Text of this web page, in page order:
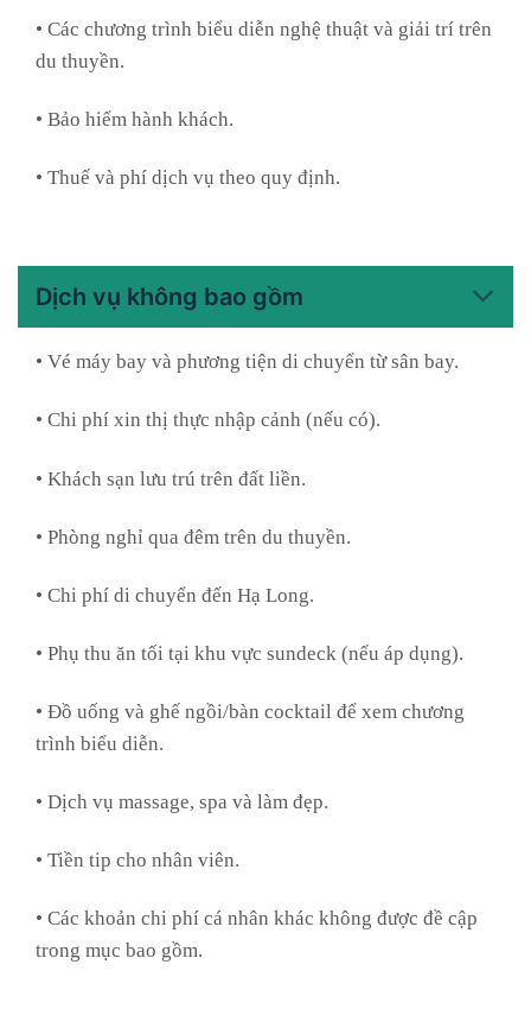
• Các chương trình biểu diễn nghệ thuật và giải trí trên
du thuyền.
• Bảo hiểm hành khách.
• Thuế và phí dịch vụ theo quy định.
Dịch vụ không bao gồm
• Vé máy bay và phương tiện di chuyển từ sân bay.
• Chi phí xin thị thực nhập cảnh (nếu có).
• Khách sạn lưu trú trên đất liền.
• Phòng nghỉ qua đêm trên du thuyền.
• Chi phí di chuyển đến Hạ Long.
• Phụ thu ăn tối tại khu vực sundeck (nếu áp dụng).
• Đồ uống và ghế ngồi/bàn cocktail để xem chương
trình biểu diễn.
• Dịch vụ massage, spa và làm đẹp.
• Tiền tip cho nhân viên.
• Các khoản chi phí cá nhân khác không được đề cập
trong mục bao gồm.